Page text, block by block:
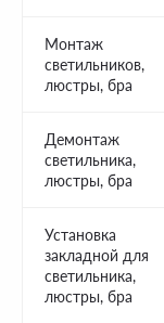
Монтаж
светильников,
люстры, бра
Демонтаж
светильника,
люстры, бра
Установка
закладной для
светильника,
люстры, бра